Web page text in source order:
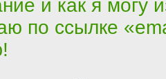
и как я могу
по ссылке